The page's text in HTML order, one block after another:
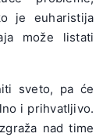
je euharistija
može listati
sveto, pa će
i prihvatljivo.
nad time